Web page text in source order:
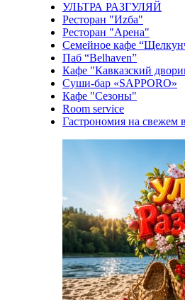
УЛЬТРА РАЗГУЛЯЙ
Ресторан "Иzба"
Ресторан "Арена"
Семейное кафе
Паб “Belhaven”
Кафе "Кавказский
Суши-бар «SAPPORO»
Кафе "Сезоны"
Room service
Гастрономия на свежем